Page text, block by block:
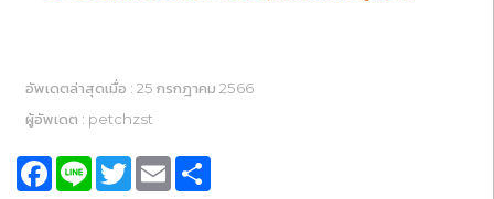
อัพเดตล่าสุดเมื่อ : 25 กรกฎาคม 2566
ผู้อัพเดต : petchzst
Facebook
Line TwitterEmail